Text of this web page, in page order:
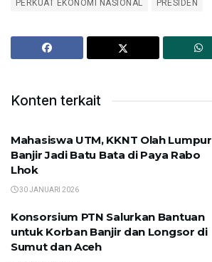
PERKUAT EKONOMI NASIONAL PRESIDEN
Konten terkait
Mahasiswa UTM, KKNT Olah Lumpur
Banjir Jadi Batu Bata di Paya Rabo
Lhok
30 JANUARI 2026
Konsorsium PTN Salurkan Bantuan
untuk Korban Banjir dan Longsor di
Sumut dan Aceh